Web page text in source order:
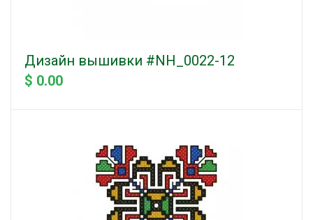
Дизайн вышивки #NH_0022-12
$ 0.00